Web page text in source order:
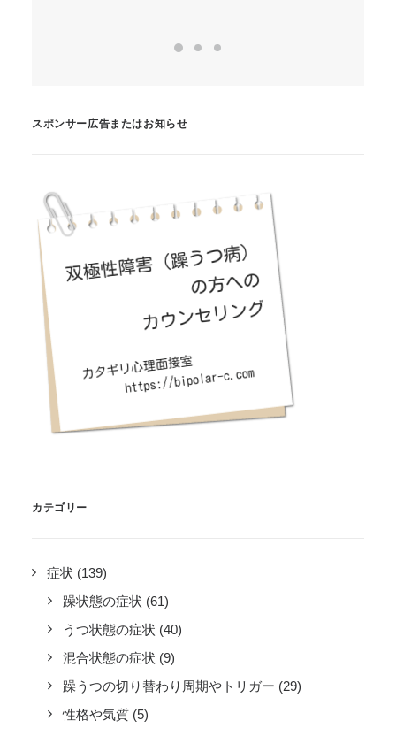
スポンサー広告またはお知らせ
カテゴリー
症状 (139)
躁状態の症状 (61)
うつ状態の症状 (40)
混合状態の症状 (9)
躁うつの切り替わり周期やトリガー (29)
性格や気質 (5)